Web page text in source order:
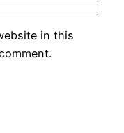
in this